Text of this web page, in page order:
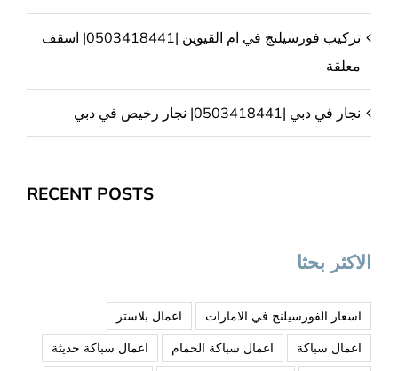
تركيب فورسيلنج في ام القيوين |0503418441| اسقف
معلقة
نجار في دبي |0503418441| نجار رخيص في دبي
RECENT POSTS
الاكثر بحثا
اسعار الفورسيلنج في الامارات
اعمال بلاستر
اعمال سباكة
اعمال سباكة الحمام
اعمال سباكة حديثة